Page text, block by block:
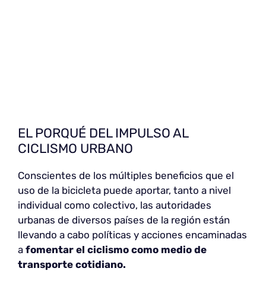
EL PORQUÉ DEL IMPULSO AL
CICLISMO URBANO
Conscientes de los múltiples beneficios que el
uso de la bicicleta puede aportar, tanto a nivel
individual como colectivo, las autoridades
urbanas de diversos países de la región están
llevando a cabo políticas y acciones encaminadas
a fomentar el ciclismo como medio de
transporte cotidiano.